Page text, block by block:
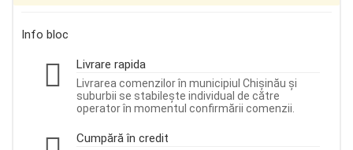
Info bloc
Livrare rapida
Livrarea comenzilor în municipiul Chișinău și
suburbii se stabilește individual de către
operator în momentul confirmării comenzii.
Cumpără în credit